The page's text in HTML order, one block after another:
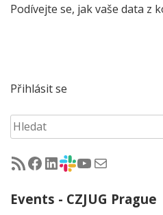
Podívejte se, jak vaše data z
Přihlásit se
Hledat
RSS - články na jug.cz
Facebook skupina Czech Java User Group
LinkedIn skupina Czech Java User Group
CZJUG Slack fórum
CZJUG YouTube kanálCZJUG email
Events - CZJUG Prague